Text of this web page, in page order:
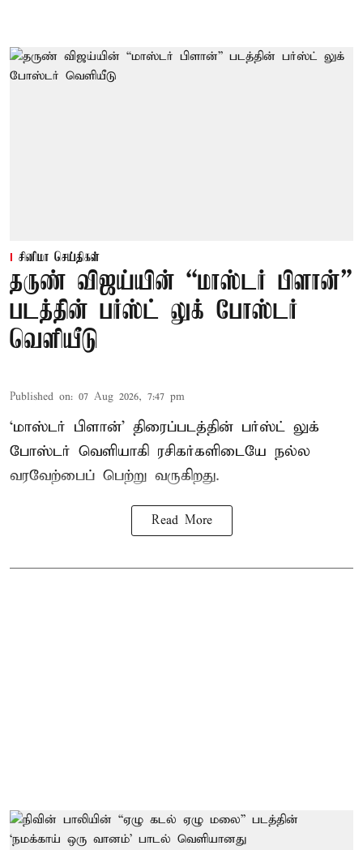
சினிமா செய்திகள்
தருண் விஜய்யின் “மாஸ்டர் பிளான்”
படத்தின் பர்ஸ்ட் லுக் போஸ்டர்
வெளியீடு
Published on: 07 Aug 2026, 7:47 pm
‘மாஸ்டர் பிளான்’ திரைப்படத்தின் பர்ஸ்ட் லுக்
போஸ்டர் வெளியாகி ரசிகர்களிடையே நல்ல
வரவேற்பைப் பெற்று வருகிறது.
Read More